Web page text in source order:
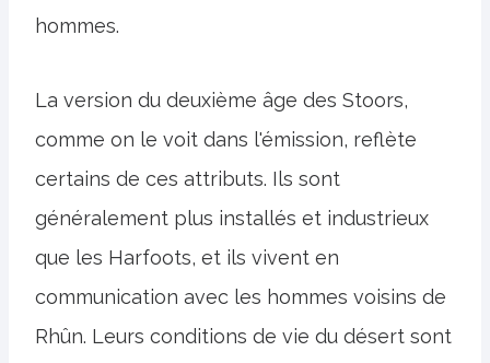
hommes.
La version du deuxième âge des Stoors,
comme on le voit dans l'émission, reflète
certains de ces attributs. Ils sont
généralement plus installés et industrieux
que les Harfoots, et ils vivent en
communication avec les hommes voisins de
Rhûn. Leurs conditions de vie du désert sont